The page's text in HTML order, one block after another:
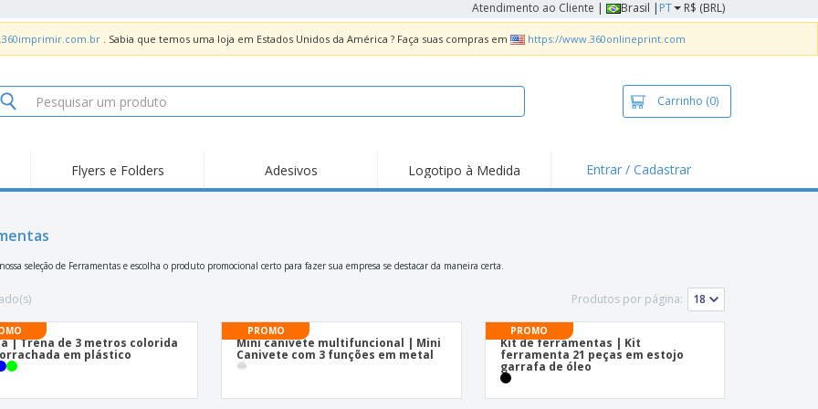
Atendimento ao Cliente | Brasil | PT R$ (BRL)
. Sabia que temos uma loja em Estados Unidos da América ? Faça suas compras em https://www.360onlineprint.com
Carrinho (0)
Produtos de Servir
Carimbos
Expositores
Banners
Sacos
para Álcool Gel
Ímã de Geladeira
Cartaz
Lonas
Flyers e Folders Adesivos Logotipo à Medida Entrar / Cadastrar
seleção de Ferramentas e escolha o produto promocional certo para fazer sua empresa se destacar da maneira certa.
Produtos por página:
| Trena de 3 metros colorida
em plástico
PROMO
Mini canivete multifuncional | Mini
Canivete com 3 funções em metal
PROMO
Kit de ferramentas | Kit
ferramenta 21 peças em estojo
garrafa de óleo